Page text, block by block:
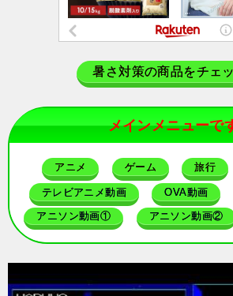
暑さ対策の商品をチェ
メインメニューで
アニメ ゲーム 旅行
テレビアニメ動画 OVA動画
アニソン動画① アニソン動画②